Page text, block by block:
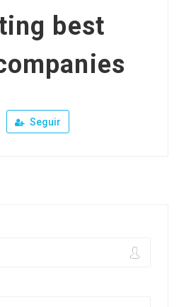
best
Seguir